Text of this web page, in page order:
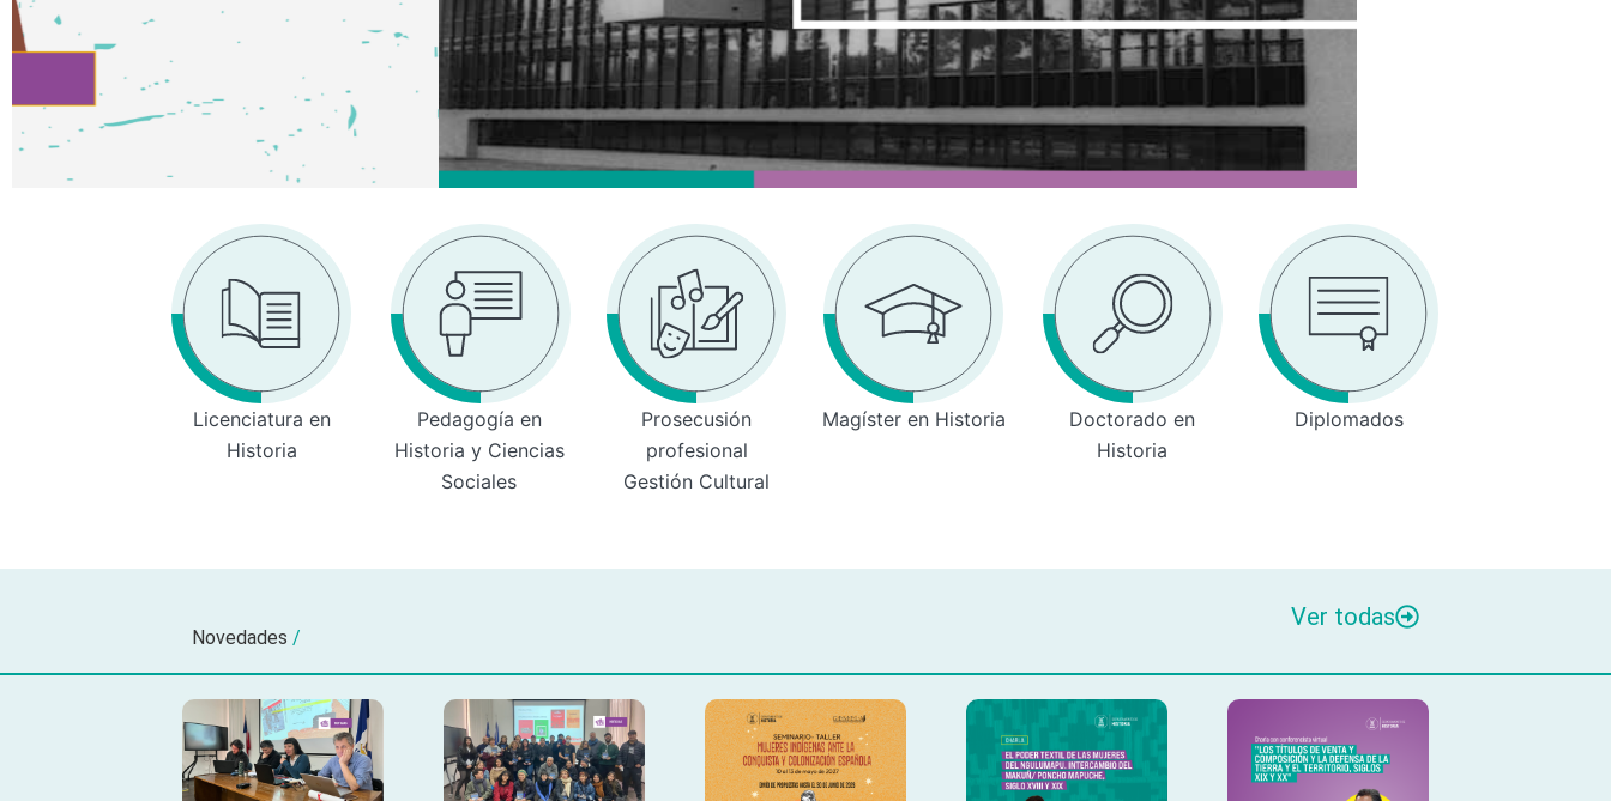
Licenciatura en
Historia
Pedagogía en
Historia y Ciencias
Sociales
Prosecusión
profesional
Gestión Cultural
Magíster en Historia
Doctorado en
Historia
Diplomados
Novedades /
Ver todas